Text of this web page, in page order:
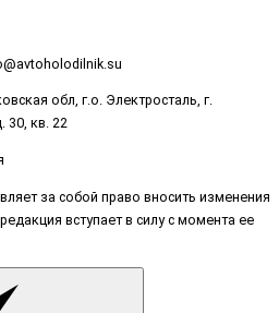
обл, г.о. Электросталь, г.
30, кв. 22
за собой право вносить изменения
вступает в силу с момента ее